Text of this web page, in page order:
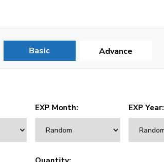
Basic Advance
EXP Month: EXP Year: